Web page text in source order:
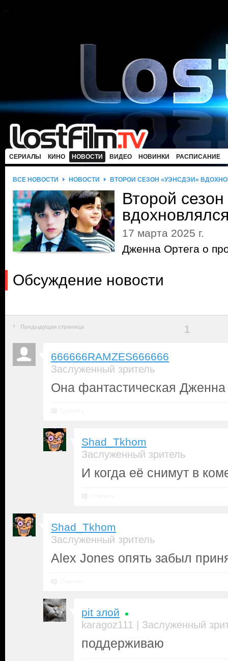
СЕРИАЛЫ КИНО НОВОСТИ ВИДЕО НОВИНКИ РАСПИСАНИЕ
ВСЕ НОВОСТИ НОВОСТИ ВТОРОЙ СЕЗОН «УЭНСДЭЙ»
Второй
17 марта 2025 г.
Дженна Ортега о
Обсуждение новости
Предыдущая страница 1
666666RAMZES666666
Заслуженный зритель
Она фантастическая Дженна
Shad_Tkhom
Заслуженный зритель
И когда её снимут в
Shad_Tkhom
Заслуженный зритель
Alex Jones опять забыл
pit злой
karagoz111 | Заслуженный
поддерживаю